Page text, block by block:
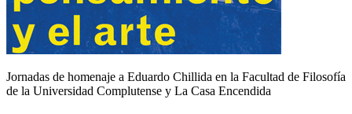
Jornadas de homenaje a Eduardo Chillida en la Facultad de Filosofía
de la Universidad Complutense y La Casa Encendida